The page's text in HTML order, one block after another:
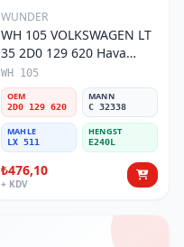
WUNDER
WH 105 VOLKSWAGEN LT
35 2D0 129 620 Hava
Filtresi
WH 105
OEM
2D0 129 620
MANN
C 32338
MAHLE
LX 511
HENGST
E240L
₺476,10
+ KDV